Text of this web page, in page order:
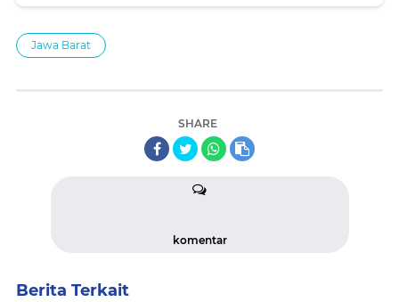
Jawa Barat
SHARE
komentar
Berita Terkait